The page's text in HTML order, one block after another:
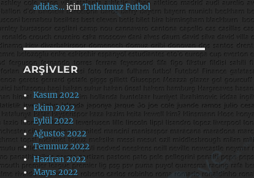
adidas…içinTutkumuz Futbol
ARŞIVLER
Kasım 2022
Ekim 2022
Eylül 2022
Ağustos 2022
Temmuz 2022
Haziran 2022
Mayıs 2022